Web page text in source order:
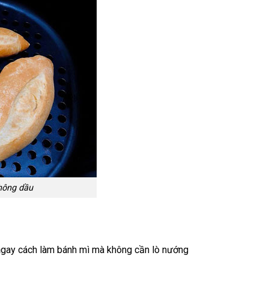
dầu
cách làm bánh mì mà không cần lò nướng